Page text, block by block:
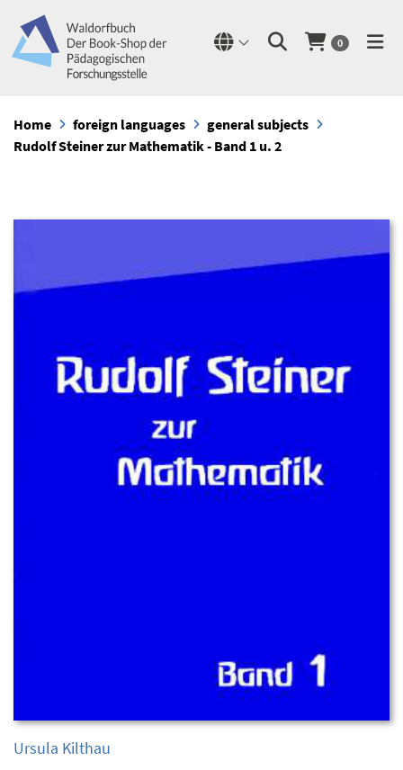
0
Home foreign languages
general subjects
Rudolf Steiner zur Mathematik - Band 1 u. 2
Ursula Kilthau